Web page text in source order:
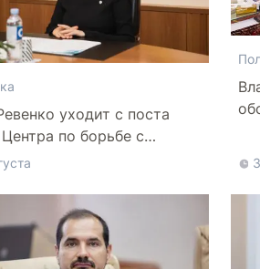
уходит с поста
по борьбе с